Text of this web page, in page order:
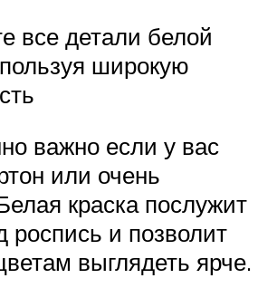
все детали белой
широкую
важно если у вас
или очень
краска послужит
роспись и позволит
выглядеть ярче.